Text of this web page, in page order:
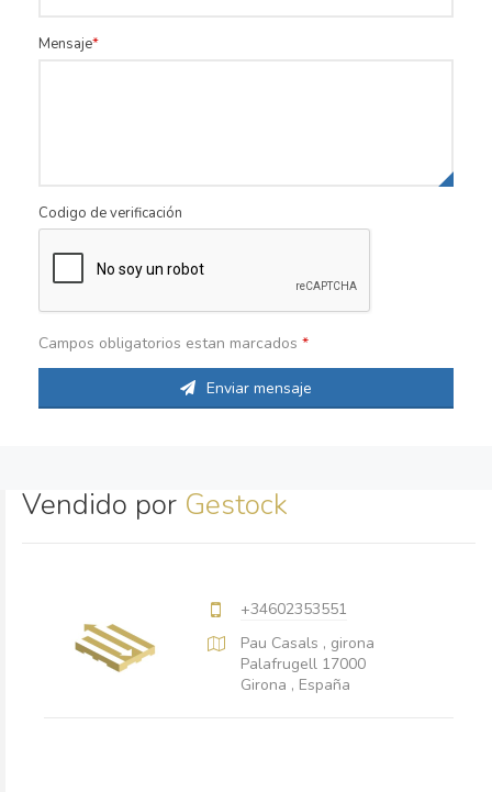
Mensaje
Codigo de verificación
Campos obligatorios estan marcados *
Enviar mensaje
Vendido por Gestock
+34602353551
Pau Casals , girona
Palafrugell 17000
Girona , España